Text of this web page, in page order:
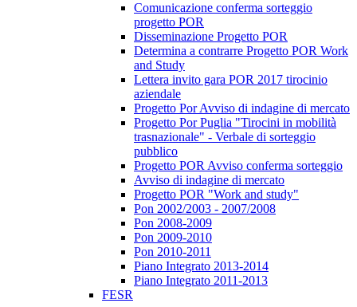
Comunicazione conferma sorteggio
progetto POR
Disseminazione Progetto POR
Determina a contrarre Progetto POR Work
and Study
Lettera invito gara POR 2017 tirocinio
aziendale
Progetto Por Avviso di indagine di mercato
Progetto Por Puglia "Tirocini in mobilità
trasnazionale" - Verbale di sorteggio
pubblico
Progetto POR Avviso conferma sorteggio
Avviso di indagine di mercato
Progetto POR "Work and study"
Pon 2002/2003 - 2007/2008
Pon 2008-2009
Pon 2009-2010
Pon 2010-2011
Piano Integrato 2013-2014
Piano Integrato 2011-2013
FESR